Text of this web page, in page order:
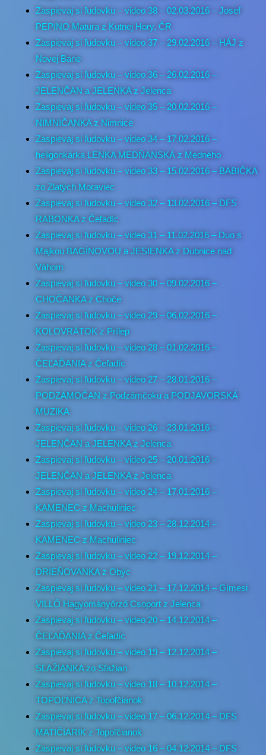
Zaspievaj si ľudovku – video 38 – 02.03.2016 – Josef
PEPINO Matura z Kutnej Hory, ČR
Zaspievaj si ľudovku – video 37 – 29.02.2016 – HÁJ z
Novej Bane
Zaspievaj si ľudovku – video 36 – 26.02.2016 –
JELENČAN a JELENKA z Jelenca
Zaspievaj si ľudovku – video 35 – 20.02.2016 –
NIMNIČANKA z Nimnice
Zaspievaj si ľudovku – video 34 – 17.02.2016 –
heligonkárka LENKA MEDŇANSKÁ z Medného
Zaspievaj si ľudovku – video 33 – 15.02.2016 – BABIČKA
zo Zlatých Moraviec
Zaspievaj si ľudovku – video 32 – 13.02.2016 – DFS
RABONKA z Čeľadíc
Zaspievaj si ľudovku – video 31 – 11.02.2016 – Duo s
Majkou BAGÍNOVOU a JESIENKA z Dubnice nad
Váhom
Zaspievaj si ľudovku – video 30 – 09.02.2016 –
CHOČANKA z Choče
Zaspievaj si ľudovku – video 29 – 06.02.2016 –
KOLOVRÁTOK z Prílep
Zaspievaj si ľudovku – video 28 – 01.02.2016 –
ČEĽAĎANIA z Čeľadíc
Zaspievaj si ľudovku – video 27 – 28.01.2016 –
PODZÁMOČAN z Podzámčoku a PODJAVORSKÁ
MUZIKA
Zaspievaj si ľudovku – video 26 – 23.01.2016 –
JELENČAN a JELENKA z Jelenca
Zaspievaj si ľudovku – video 25 – 20.01.2016 –
JELENČAN a JELENKA z Jelenca
Zaspievaj si ľudovku – video 24 – 17.01.2016 –
KAMENEC z Machuliniec
Zaspievaj si ľudovku – video 23 – 28.12.2014 –
KAMENEC z Machuliniec
Zaspievaj si ľudovku – video 22 – 19.12.2014 –
DRIEŇOVANKA z Obýc
Zaspievaj si ľudovku – video 21 – 17.12.2014 – Gímesi
VILLŐ Hagyományőrző Csoport z Jelenca
Zaspievaj si ľudovku – video 20 – 14.12.2014 –
ČEĽAĎANIA z Čeľadíc
Zaspievaj si ľudovku – video 19 – 12.12.2014 –
SĽAŽIANKA zo Sľažian
Zaspievaj si ľudovku – video 18 – 10.12.2014 –
TOPOĽNICA z Topoľčianok
Zaspievaj si ľudovku – video 17 – 06.12.2014 – DFS
MATIČIARIK z Topoľčianok
Zaspievaj si ľudovku – video 16 – 04.12.2014 – DFS